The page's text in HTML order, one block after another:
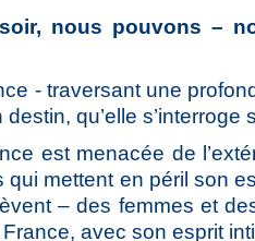
soir, nous pouvons –
- traversant une
qu’elle
est menacée de
qui mettent en péril son
– des femmes et
avec son esprit